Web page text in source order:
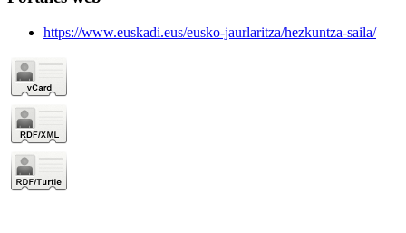
https://www.euskadi.eus/eusko-jaurlaritza/hezkuntza-saila/